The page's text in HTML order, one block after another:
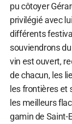
pu côtoyer
privilégié avec
différents
souviendrons
vin est ouvert,
de chacun, les
les frontières et
les meilleurs
gamin de Saint-